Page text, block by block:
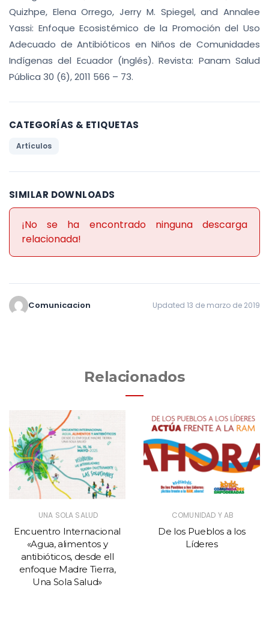
Quizhpe, Elena Orrego, Jerry M. Spiegel, and Annalee
Yassi: Enfoque Ecosistémico de la Promoción del Uso
Adecuado de Antibióticos en Niños de Comunidades
Indígenas del Ecuador (Inglés). Revista: Panam Salud
Pública 30 (6), 2011 566 – 73.
CATEGORÍAS & ETIQUETAS
Artículos
SIMILAR DOWNLOADS
¡No se ha encontrado ninguna descarga
relacionada!
Comunicacion Updated 13 de marzo de 2019
Relacionados
UNA SOLA SALUD
Encuentro Internacional
«Agua, alimentos y
antibióticos, desde ell
enfoque Madre Tierra,
Una Sola Salud»
COMUNIDAD Y AB
De los Pueblos a los
Líderes